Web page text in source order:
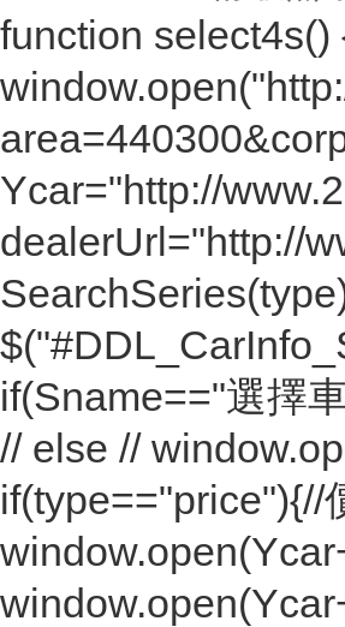
function select4s()
Ycar="http://
dealerUrl="http://
if(Sname=="選擇
// else //
if(type=="price"){//